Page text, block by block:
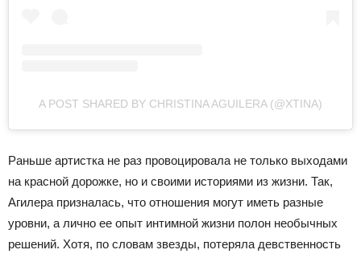
A POST SHARED BY CHRISTINA AGUILERA (@XTINA)
Раньше артистка не раз провоцировала не только выходами
на красной дорожке, но и своими историями из жизни. Так,
Агилера призналась, что отношения могут иметь разные
уровни, а лично ее опыт интимной жизни полон необычных
решений. Хотя, по словам звезды, потеряла девственность